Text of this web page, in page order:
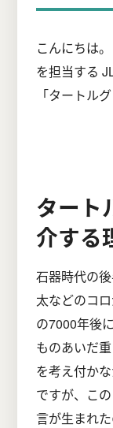
こんにちは
を担当する
「タートル
タート
介する
石器時代の
太などのコ
の7000年後
ものあいだ
を考え付か
ですが、こ
言が生まれ